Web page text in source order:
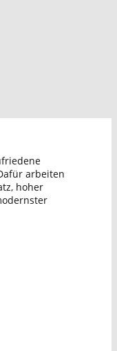
arbeiten
hoher